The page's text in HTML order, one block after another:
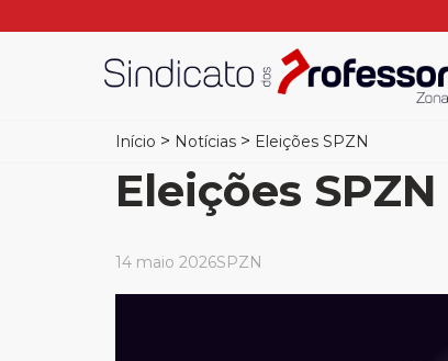
Início > Notícias > Eleições SPZN
Eleições SPZN
14 maio 2026SPZN